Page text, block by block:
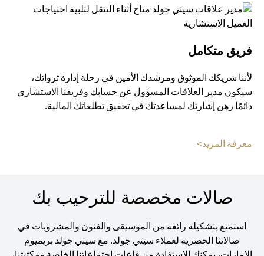
فريق متكامل
لأننا شريكك الموثوق ومرشدك الأمين في رحلة إدارة ثرواتك،
سيكون مدير العلاقات المسؤول عن حسابك وفريقنا الاستشاري
دائمًا رهن إشارتك لمساعدتك في تحقيق تطلعاتك المالية.
معرفة المزيد>
صالات مخصصة للترحيب بك
استمتع بتشكيلة رائعة من الموسيقى والفنون والمشروبات في
صالاتنا الحصرية لعملاء سيتي جولد. مع سيتي جولد بريميوم